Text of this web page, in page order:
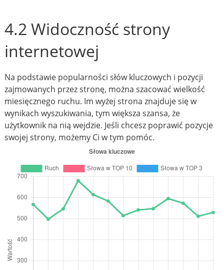
4.2 Widoczność strony
internetowej
Na podstawie popularności słów kluczowych i pozycji
zajmowanych przez stronę, można szacować wielkość
miesięcznego ruchu. Im wyżej strona znajduje się w
wynikach wyszukiwania, tym większa szansa, że
użytkownik na nią wejdzie. Jeśli chcesz poprawić pozycje
swojej strony, możemy Ci w tym pomóc.